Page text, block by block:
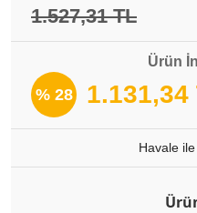
1.527,31 TL
Ürün
% 28 1.131,34
Havale ile